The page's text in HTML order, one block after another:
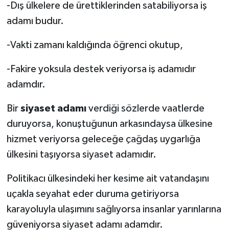
-Dış ülkelere de ürettiklerinden satabiliyorsa iş
adamı budur.
-Vakti zamanı kaldığında öğrenci okutup,
-Fakire yoksula destek veriyorsa iş adamıdır
adamdır.
Bir siyaset adamıverdiği sözlerde vaatlerde
duruyorsa, konuştuğunun arkasındaysa ülkesine
hizmet veriyorsa geleceğe çağdaş uygarlığa
ülkesini taşıyorsa siyaset adamıdır.
Politikacı ülkesindeki her kesime ait vatandaşını
uçakla seyahat eder duruma getiriyorsa
karayoluyla ulaşımını sağlıyorsa insanlar yarınlarına
güveniyorsa siyaset adamı adamdır.